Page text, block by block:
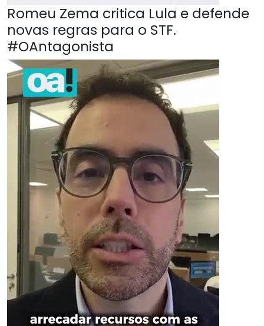
Romeu Zema critica Lula e defende
novas regras para o STF.
#OAntagonista